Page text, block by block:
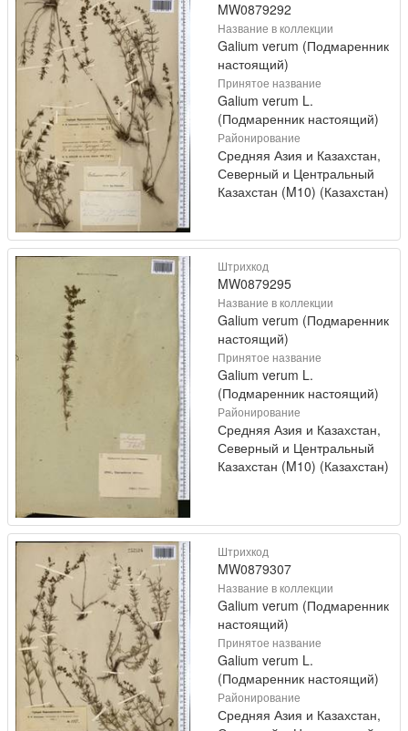
MW0879292
Название в коллекции
Galium verum (Подмаренник
настоящий)
Принятое название
Galium verum L.
(Подмаренник настоящий)
Районирование
Средняя Азия и Казахстан,
Северный и Центральный
Казахстан (M10) (Казахстан)
Штрихкод
MW0879295
Название в коллекции
Galium verum (Подмаренник
настоящий)
Принятое название
Galium verum L.
(Подмаренник настоящий)
Районирование
Средняя Азия и Казахстан,
Северный и Центральный
Казахстан (M10) (Казахстан)
Штрихкод
MW0879307
Название в коллекции
Galium verum (Подмаренник
настоящий)
Принятое название
Galium verum L.
(Подмаренник настоящий)
Районирование
Средняя Азия и Казахстан,